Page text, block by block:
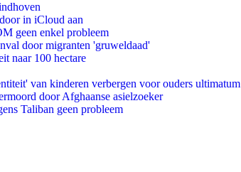
in iCloud aan
geen enkel probleem
door migranten 'gruweldaad'
naar 100 hectare
van kinderen verbergen voor ouders ultimatum
door Afghaanse asielzoeker
Taliban geen probleem